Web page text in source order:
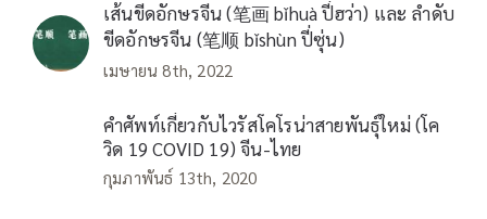
เส้นขีดอักษรจีน (笔画 bǐhuà ปี่ฮว่า) และ ลำดับ
ขีดอักษรจีน (笔顺 bǐshùn ปี่ซุ่น)
เมษายน 8th, 2022
คำศัพท์เกี่ยวกับไวรัสโคโรน่าสายพันธุ์ใหม่ (โค
วิด 19 COVID 19) จีน-ไทย
กุมภาพันธ์ 13th, 2020